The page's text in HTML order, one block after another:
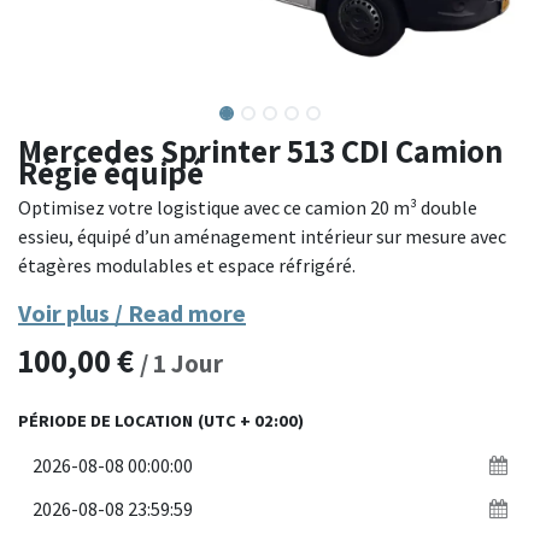
Mercedes Sprinter 513 CDI Camion
Régie équipé
Optimisez votre logistique avec ce camion 20 m³ double
essieu, équipé d’un aménagement intérieur sur mesure avec
étagères modulables et espace réfrigéré.
Ce véhicule utilitaire spacieux est aménagé avec des
rayonnages métalliques robustes, entièrement modulables
selon vos besoins de stockage. Il est également équipé d’un
réfrigérateur/congélateur intégré, idéal pour le transport de
produits sensibles ou alimentaires. Le double essieu offre une
stabilité renforcée, même en pleine charge, et le volume de
Voir plus / Read more
100,00€ /1Jour
PÉRIODE DE LOCATION (UTC + 02:00)